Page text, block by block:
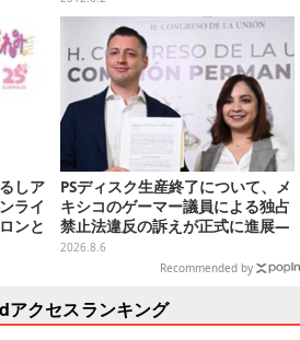
しア
ライ
ンと
種
PSディスク生産終了について、メ
キシコのゲーマー議員による独占
禁止法違反の訴えが正式に進展―
「テクノロジーは自由を拡大する
ために役立つべき」
2026.8.6
Recommended by
アクセスランキング